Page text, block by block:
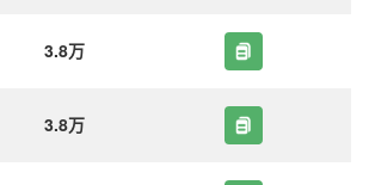
3.8万
3.8万